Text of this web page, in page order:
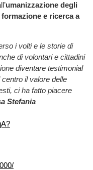
umanizzazione degli
e ricerca a
i volti e le storie di
di volontari e cittadini
diventare testimonial
il valore delle
ci ha fatto piacere
Stefania